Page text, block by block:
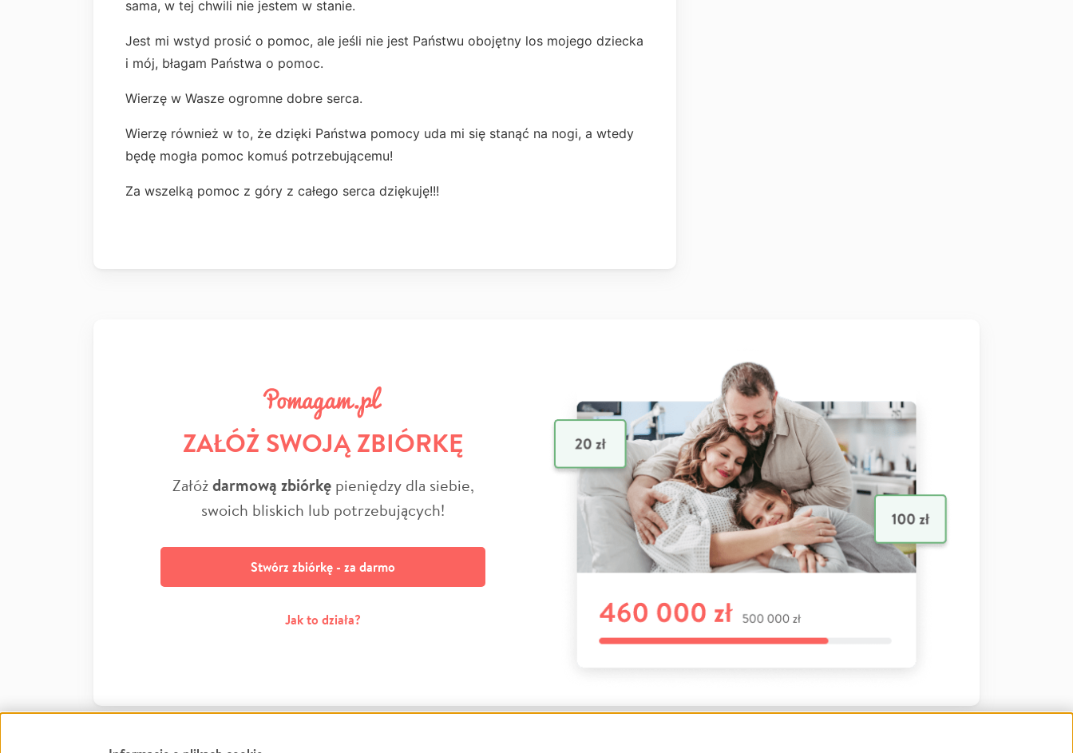
sama, w tej chwili nie jestem w stanie.
Jest mi wstyd prosić o pomoc, ale jeśli nie jest Państwu obojętny los mojego dziecka
i mój, błagam Państwa o pomoc.
Wierzę w Wasze ogromne dobre serca.
Wierzę również w to, że dzięki Państwa pomocy uda mi się stanąć na nogi, a wtedy
będę mogła pomoc komuś potrzebującemu!
Za wszelką pomoc z góry z całego serca dziękuję!!!
ZAŁÓŻ SWOJĄ ZBIÓRKĘ
Załóżdarmową zbiórkępieniędzy dla siebie,
swoich bliskich lub potrzebujących!
Stwórz zbiórkę - za darmo
Jak to działa?